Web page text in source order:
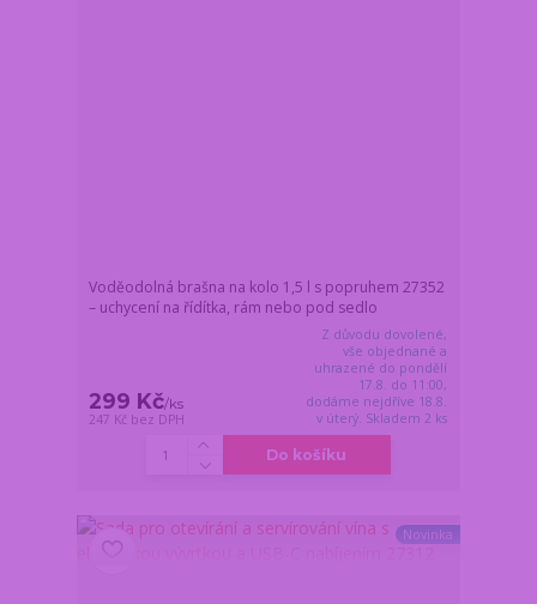
Voděodolná brašna na kolo 1,5 l s popruhem 27352
– uchycení na řídítka, rám nebo pod sedlo
299 Kč/ks
247 Kč bez DPH
Z důvodu dovolené,
vše objednané a
uhrazené do pondělí
17.8. do 11:00,
dodáme nejdříve 18.8.
v úterý. Skladem 2 ks
Do košíku
Novinka